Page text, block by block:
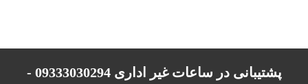
پشتیبانی در ساعات غیر اداری 09333030294 -